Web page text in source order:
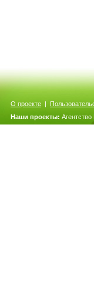
О проекте |
Наши проекты: